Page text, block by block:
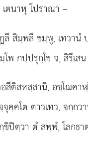
เตนาหุโปราณา –
ลี สิมฺพลี ชมฺพู, เทวานํ
โพ กปฺปรุกฺโข จ, สิรีเส
อสีติสหสฺสานิ, อชฺโฌค
จุคฺคโต ตาวเทว, จกฺกว
ขิปิตฺวา ตํ สพฺพํ, โลกธา